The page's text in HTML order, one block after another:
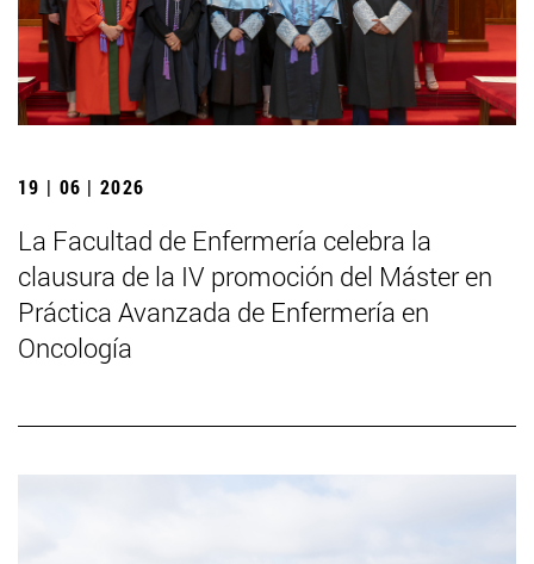
19 | 06 | 2026
La Facultad de Enfermería celebra la
clausura de la IV promoción del Máster en
Práctica Avanzada de Enfermería en
Oncología